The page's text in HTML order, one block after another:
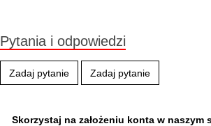
Pytania i odpowiedzi
Zadaj pytanie Zadaj pytanie
Skorzystaj na założeniu konta w naszym